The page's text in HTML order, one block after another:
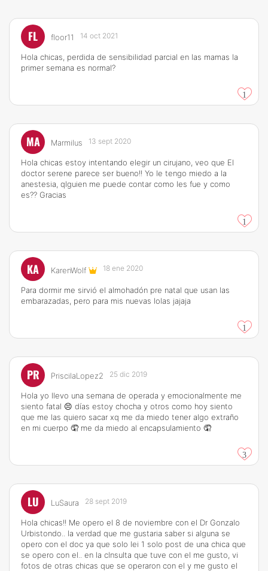
FL floor11 14 oct 2021
Hola chicas, perdida de sensibilidad parcial en las mamas la
primer semana es normal?
1
MA Marmilus 13 sept 2020
Hola chicas estoy intentando elegir un cirujano, veo que El
doctor serene parece ser bueno!! Yo le tengo miedo a la
anestesia, qlguien me puede contar como les fue y como
es?? Gracias
1
KA KarenWolf 18 ene 2020
Para dormir me sirvió el almohadón pre natal que usan las
embarazadas, pero para mis nuevas lolas jajaja
1
PR PriscilaLopez2 25 dic 2019
Hola yo llevo una semana de operada y emocionalmente me
siento fatal 😣 días estoy chocha y otros como hoy siento
que me las quiero sacar xq me da miedo tener algo extraño
en mi cuerpo 🤦 me da miedo al encapsulamiento 🤦
3
LU LuSaura 28 sept 2019
Hola chicas!! Me opero el 8 de noviembre con el Dr Gonzalo
Urbistondo.. la verdad que me gustaria saber si alguna se
opero con el doc ya que solo lei 1 solo post de una chica que
se opero con el.. en la clnsulta que tuve con el me gusto, vi
fotos de otras chicas que se operaron con el y me gusto el